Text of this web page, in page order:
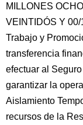
MILLONES
VEINTIDÓS Y
Trabajo y
transferencia
efectuar al
garantizar la
Aislamiento
recursos de la